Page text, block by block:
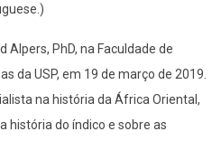
PhD, na Faculdade de
da USP, em 19 de março de 2019.
na história da África Oriental,
história do índico e sobre as